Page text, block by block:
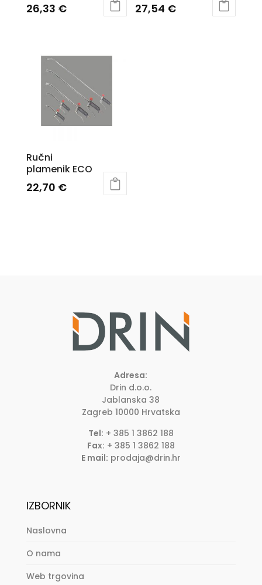
26,33 € 27,54 €
Ručni
plamenik ECO
22,70 €
Adresa:
Drin d.o.o.
Jablanska 38
Zagreb 10000 Hrvatska
Tel: + 385 1 3862 188
Fax: + 385 1 3862 188
E mail: prodaja@drin.hr
IZBORNIK
Naslovna
O nama
Web trgovina